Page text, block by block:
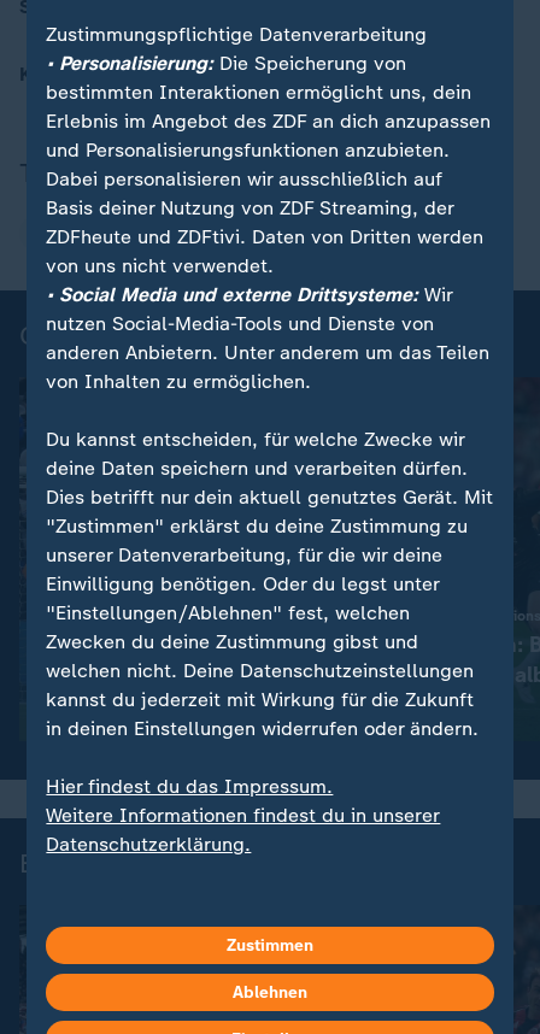
Schiedsrichter
Kommentator: Adrian von der Groeben
Thema
Champions League
Champions League - Highlights
Sport | UEFA Champions League - Saison 2025/26 :
PSG schlägt Arsenal im
Elfmeterschießen
Video 9:31
Aus der Traum:
scheitert im
Video2:59
Bundesliga 34. Spieltag
Zustimmungspflichtige Datenverarbeitung
• Personalisierung:Die Speicherung von
bestimmten Interaktionen ermöglicht uns, dein
Erlebnis im Angebot des ZDF an dich anzupassen
und Personalisierungsfunktionen anzubieten.
Dabei personalisieren wir ausschließlich auf
Basis deiner Nutzung von ZDF Streaming, der
ZDFheute und ZDFtivi. Daten von Dritten werden
von uns nicht verwendet.
• Social Media und externe Drittsysteme:Wir
nutzen Social-Media-Tools und Dienste von
anderen Anbietern. Unter anderem um das Teilen
von Inhalten zu ermöglichen.
Du kannst entscheiden, für welche Zwecke wir
deine Daten speichern und verarbeiten dürfen.
Dies betrifft nur dein aktuell genutztes Gerät. Mit
"Zustimmen" erklärst du deine Zustimmung zu
unserer Datenverarbeitung, für die wir deine
Einwilligung benötigen. Oder du legst unter
"Einstellungen/Ablehnen" fest, welchen
Zwecken du deine Zustimmung gibst und
welchen nicht. Deine Datenschutzeinstellungen
kannst du jederzeit mit Wirkung für die Zukunft
in deinen Einstellungen widerrufen oder ändern.
Hier findest du das Impressum.
Weitere Informationen findest du in unserer
Datenschutzerklärung.
Zustimmen
Ablehnen